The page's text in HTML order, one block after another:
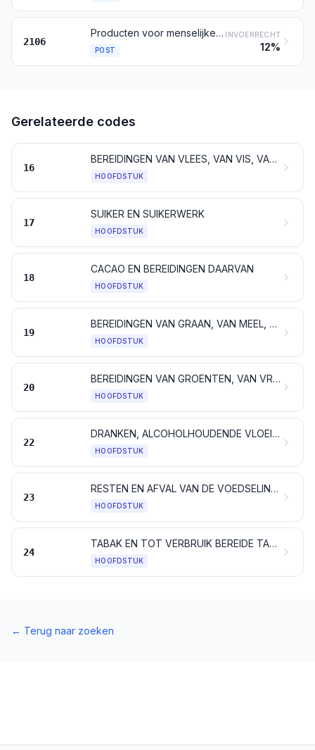
2106
Producten voor menselijke consumptie, elders genoemd noch elders onder begrepen
POST
INVOERRECHT
12%
Gerelateerde codes
16
BEREIDINGEN VAN VLEES, VAN VIS, VAN SCHAALDIEREN, VAN WEEKDIEREN, VAN ANDERE ONGEWERVELDE WATERDIEREN OF VAN INSECTEN
HOOFDSTUK
17
SUIKER EN SUIKERWERK
HOOFDSTUK
18
CACAO EN BEREIDINGEN DAARVAN
HOOFDSTUK
19
BEREIDINGEN VAN GRAAN, VAN MEEL, VAN ZETMEEL OF VAN MELK; GEBAK
HOOFDSTUK
20
BEREIDINGEN VAN GROENTEN, VAN VRUCHTEN EN VAN ANDERE PLANTENDELEN
HOOFDSTUK
22
DRANKEN, ALCOHOLHOUDENDE VLOEISTOFFEN EN AZIJN
HOOFDSTUK
23
RESTEN EN AFVAL VAN DE VOEDSELINDUSTRIE; BEREID VOEDSEL VOOR DIEREN
HOOFDSTUK
24
TABAK EN TOT VERBRUIK BEREIDE TABAKSSURROGATEN; PRODUCTEN, AL DAN NIET NICOTINE BEVATTENDE, BESTEMD VOOR INHALATIE ZONDER VERBRANDING; ANDERE NICOTINE BEVATTENDE PRODUCTEN, BESTEMD VOOR DE OPNAME VAN NICOTINE IN HET MENSELIJK LICHAAM
HOOFDSTUK
← Terug naar zoeken